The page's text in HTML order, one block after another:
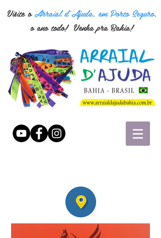
Visite oArraial d'Ajuda, em Porto Seguro,
o ano todo! Venha pra Bahia!